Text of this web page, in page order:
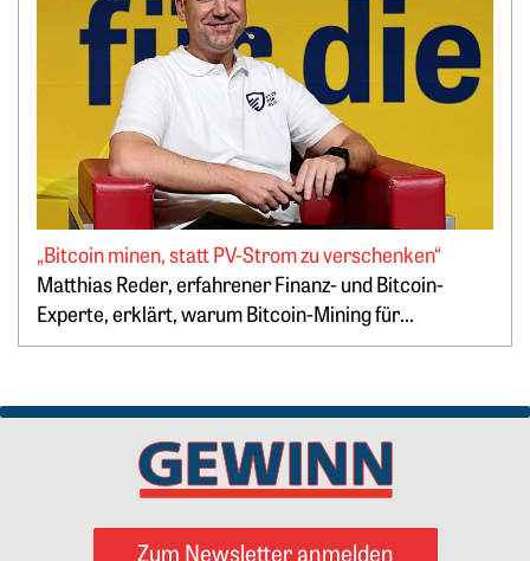
Springe zum Ende des Werbebanners
„Bitcoin minen, statt PV-Strom zu verschenken“
Matthias Reder, erfahrener Finanz- und Bitcoin-
Experte, erklärt, warum Bitcoin-Mining für...
Zum Newsletter anmelden